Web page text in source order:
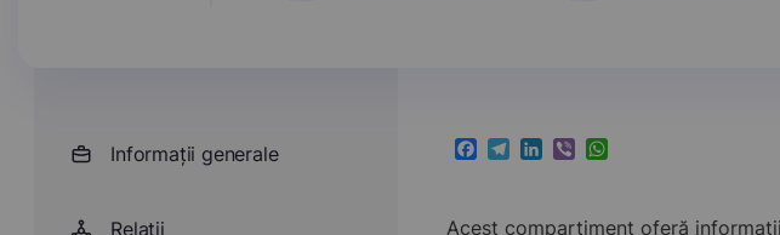
Informații generale
Relații
Facebook
Telegram
LinkedIn
ViberWhatsApp
Acest compartiment oferă